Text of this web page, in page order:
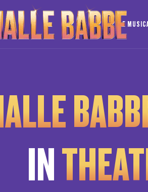
DE
IN